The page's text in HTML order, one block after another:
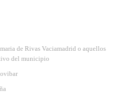
de Rivas Vaciamadrid o aquellos
del municipio